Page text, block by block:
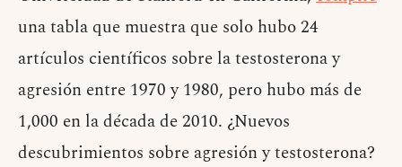
una tabla que muestra que solo hubo 24
artículos científicos sobre la testosterona y
agresión entre 1970 y 1980, pero hubo más de
1,000 en la década de 2010. ¿Nuevos
descubrimientos sobre agresión y testosterona?